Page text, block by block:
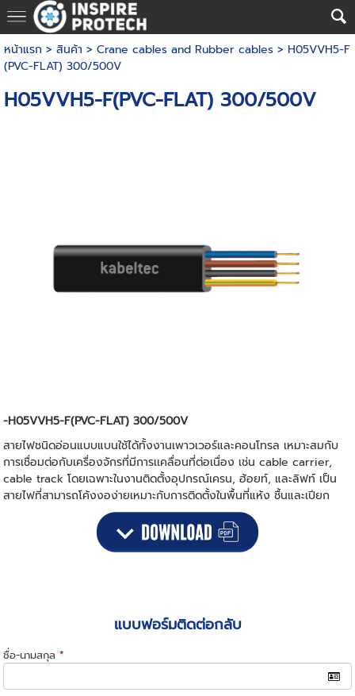
หน้าแรก > สินค้า > Crane cables and Rubber cables> H05VVH5-F
(PVC-FLAT) 300/500V
H05VVH5-F(PVC-FLAT) 300/500V
-H05VVH5-F(PVC-FLAT) 300/500V
สายไฟชนิดอ่อนแบบแบนใช้ได้ทั้งงานเพาวเวอร์และคอนโทรล เหมาะสมกับ
การเชื่อมต่อกับเครื่องจักรที่มีการเเคลื่อนที่ต่อเนื่อง เช่น cable carrier,
cable track โดยเฉพาะในงานติดตั้งอุปกรณ์เครน, ฮ้อยท์, และลิฟท์ เป็น
สายไฟที่สามารถโค้งงอง่ายเหมาะกับการติดตั้งในพื้นที่แห้ง ชื้นและเปียก
แบบฟอร์มติดต่อกลับ
ชื่อ-นามสกุล *